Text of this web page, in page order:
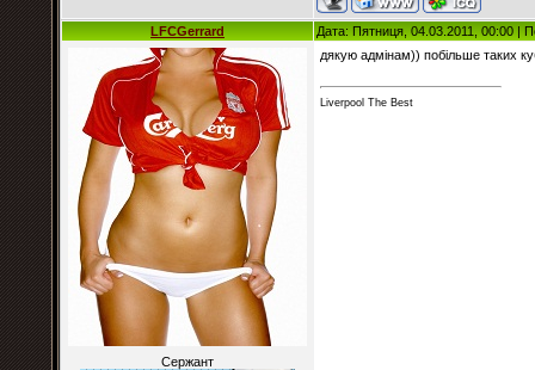
LFCGerrard Дата: Пятниця, 04.03.2011, 00:00 |
Сержант
дякую адмінам)) побільше таких
Liverpool The Best